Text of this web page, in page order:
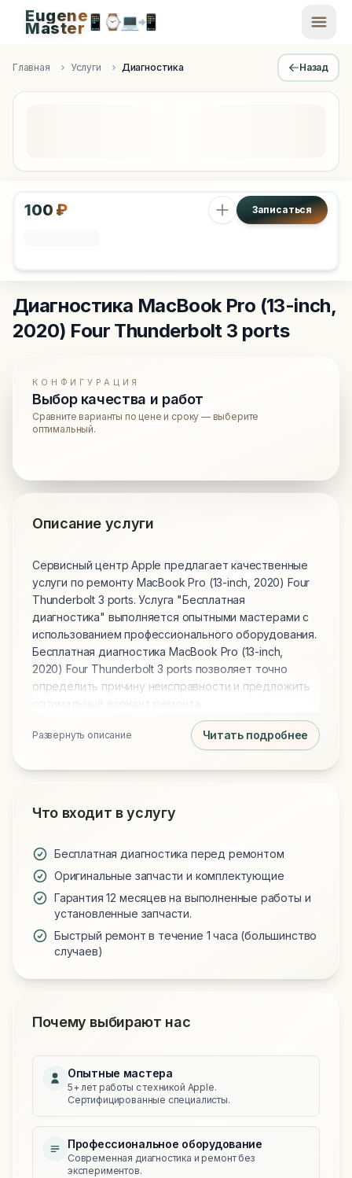
Apple Diagnostics & Engineering Authority in Saint
Eugene
Master📱 ⌚💻📲
Главная Услуги Диагностика Назад
100 ₽ Записаться
Диагностика MacBook Pro (13-inch,
2020) Four Thunderbolt 3 ports
КОНФИГУРАЦИЯ
Выбор качества и работ
Сравните варианты по цене и сроку — выберите
оптимальный.
Описание услуги
Сервисный центр Apple предлагает качественные
услуги по ремонту MacBook Pro (13-inch, 2020) Four
Thunderbolt 3 ports. Услуга "Бесплатная
диагностика" выполняется опытными мастерами с
использованием профессионального оборудования.
Бесплатная диагностика MacBook Pro (13-inch,
2020) Four Thunderbolt 3 ports позволяет точно
определить причину неисправности и предложить
Развернуть описание Читать подробнее
Что входит в услугу
Бесплатная диагностика перед ремонтом
Оригинальные запчасти и комплектующие
Гарантия 12 месяцев на выполненные работы и
установленные запчасти.
Быстрый ремонт в течение 1 часа (большинство
случаев)
Почему выбирают нас
Опытные мастера
5+ лет работы с техникой Apple.
Сертифицированные специалисты.
Профессиональное оборудование
Современная диагностика и ремонт без
экспериментов.